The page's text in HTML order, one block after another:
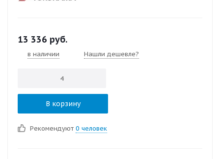
13 336 руб.
в наличии Нашли дешевле?
В корзину
Рекомендуют 0 человек